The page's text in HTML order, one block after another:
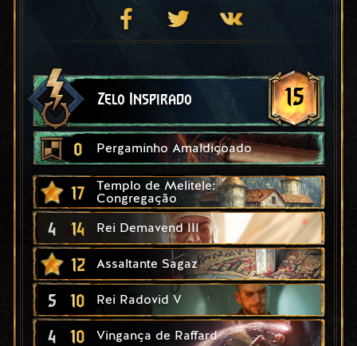
Zelo Inspirado 15
0 Pergaminho Amaldiçoado
17
Templo de Melitele:
Congregação
4 14 Rei Demavend III
12 Assaltante Sagaz
5 10 Rei Radovid V
4 10 Vingança de Raffard